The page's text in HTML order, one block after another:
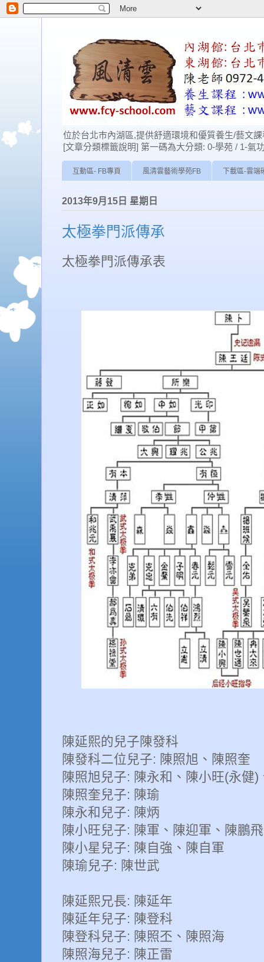
位於台北巿內湖區,提供舒適環境和優質養生/藝文
[文章分類標籤說明] 第一碼為大分類: 0-學苑 / 1-氣
互動區- FB專頁 風清雲藝術學苑FB 下載區-雲端
2013年9月15日 星期日
太極拳門派傳承
太極拳門派傳承表
陳延熙的兒子陳發科
陳發科二位兒子: 陳照旭、陳照奎
陳照旭兒子: 陳永和、陳小旺(永健)
陳照奎兒子: 陳瑜
陳永和兒子: 陳炳
陳小旺兒子: 陳軍、陳迎軍、陳鵬飛
陳小星兒子: 陳自強、陳自軍
陳瑜兒子: 陳世武
陳延熙兄長: 陳延年
陳延年兒子: 陳登科
陳登科兒子: 陳照丕、陳照海
陳照海兒子: 陳正雷